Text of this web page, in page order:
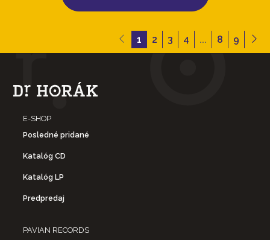
1 2 3 4 ... 8 9
E-SHOP
Posledné pridané
Katalóg CD
Katalóg LP
Predpredaj
PAVIAN RECORDS